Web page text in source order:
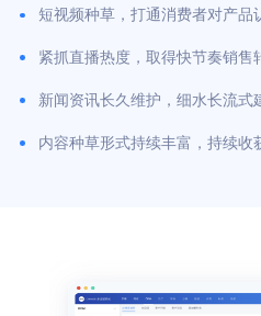
短视频种草，打通消费者对产品
紧抓直播热度，取得快节奏销售
新闻资讯长久维护，细水长流式
内容种草形式持续丰富，持续收